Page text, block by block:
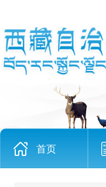
首页